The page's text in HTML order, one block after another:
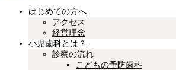
はじめての方へ
アクセス
経営理念
小児歯科とは？
診察の流れ
こどもの予防歯科